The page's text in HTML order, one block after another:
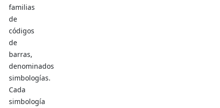
familias
de
códigos
de
barras,
denominados
simbologías.
Cada
simbología